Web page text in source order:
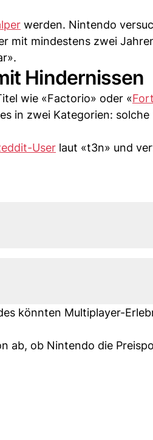
werden. Nintendo
mit mindestens zwei
Hindernissen
wie «Factorio» oder «
in zwei Kategorien: solche
User laut «t3n» und
könnten Multiplayer-
ab, ob Nintendo die